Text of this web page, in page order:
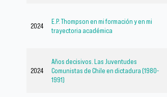
2024
E.P. Thompson en mi formación y en mi
trayectoria académica
2024
Años decisivos. Las Juventudes
Comunistas de Chile en dictadura (1980-
1991)